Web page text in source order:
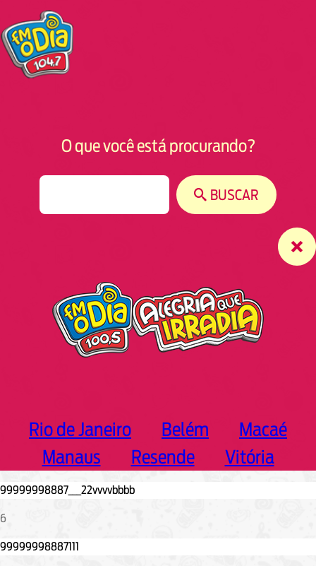
O que você está procurando?
BUSCAR
Rio de Janeiro Belém
Macaé
Manaus
Resende Vitória
6